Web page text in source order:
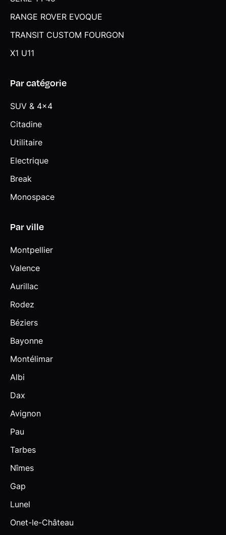
RANGE ROVER EVOQUE
TRANSIT CUSTOM FOURGON
X1 U11
Par catégorie
SUV & 4x4
Citadine
Utilitaire
Electrique
Break
Monospace
Par ville
Montpellier
Valence
Aurillac
Rodez
Béziers
Bayonne
Montélimar
Albi
Dax
Avignon
Pau
Tarbes
Nîmes
Gap
Lunel
Onet-le-Château